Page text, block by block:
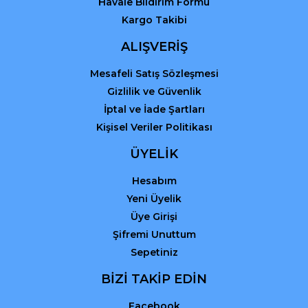
Kargo Takibi
ALIŞVERİŞ
Mesafeli Satış Sözleşmesi
Gizlilik ve Güvenlik
İptal ve İade Şartları
Kişisel Veriler Politikası
ÜYELİK
Hesabım
Yeni Üyelik
Üye Girişi
Şifremi Unuttum
Sepetiniz
BİZİ TAKİP EDİN